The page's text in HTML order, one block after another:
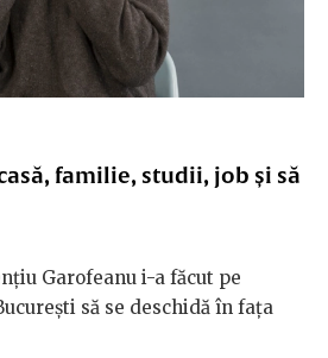
familie, studii, job și să
Garofeanu i-a făcut pe
să se deschidă în fața